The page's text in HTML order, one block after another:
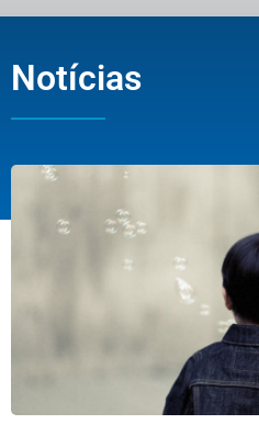
Notícias